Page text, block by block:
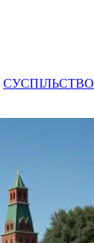
СУСПІЛЬСТВО